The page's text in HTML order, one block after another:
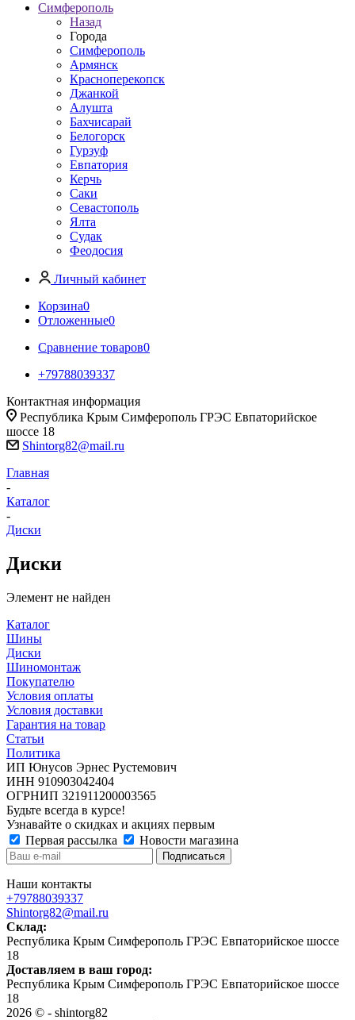
Симферополь
Назад
Города
Симферополь
Армянск
Красноперекопск
Джанкой
Алушта
Бахчисарай
Белогорск
Гурзуф
Евпатория
Керчь
Саки
Севастополь
Ялта
Судак
Феодосия
Личный кабинет
Корзина0
Отложенные0
Сравнение товаров0
+79788039337
Контактная информация
Республика Крым Симферополь ГРЭС Евпаторийское
шоссе 18
Shintorg82@mail.ru
Главная
-
Каталог
-
Диски
Диски
Элемент не найден
Каталог
Шины
Диски
Шиномонтаж
Покупателю
Условия оплаты
Условия доставки
Гарантия на товар
Статьи
Политика
ИП Юнусов Эрнес Рустемович
ИНН 910903042404
ОГРНИП 321911200003565
Будьте всегда в курсе!
Узнавайте о скидках и акциях первым
Первая рассылка
Новости магазина
Наши контакты
+79788039337
Shintorg82@mail.ru
Склад:
Республика Крым Симферополь ГРЭС Евпаторийское шоссе
18
Доставляем в ваш город:
Республика Крым Симферополь ГРЭС Евпаторийское шоссе
18
2026 © - shintorg82